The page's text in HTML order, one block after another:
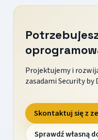
Projektujemy i
zasadami Security by
Skontaktuj się z
Sprawdź własną